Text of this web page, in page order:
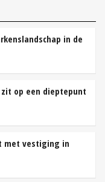
in de
op een dieptepunt
met vestiging in